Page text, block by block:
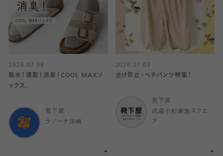
2026.07.08
吸水！速乾！消臭！COOL MAXソ
ックス.
靴下屋
ラゾーナ川崎
2026.07.07
透け防止⚡️ペチパンツ特集！
靴下屋
武蔵小杉東急スクエ
ア